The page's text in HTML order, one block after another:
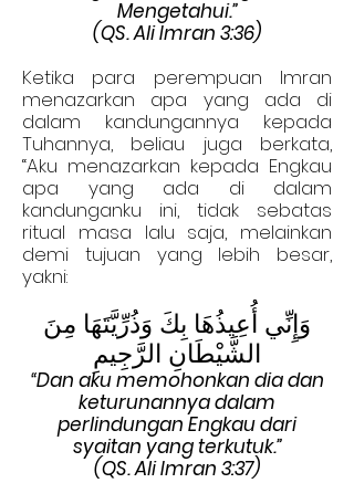
Mengetahui.”
(QS. Ali Imran 3:36)
Ketika para perempuan Imran
menazarkan apa yang ada di
dalam kandungannya kepada
Tuhannya, beliau juga berkata,
“Aku menazarkan kepada Engkau
apa yang ada di dalam
kandunganku ini, tidak sebatas
ritual masa lalu saja, melainkan
demi tujuan yang lebih besar,
yakni:
وَإِنِّي أُعِيذُهَا بِكَ وَذُرِّيَّتَهَا مِنَ
الشَّيْطَانِ الرَّجِيمِ
“Dan aku memohonkan dia dan
keturunannya dalam
perlindungan Engkau dari
syaitan yang terkutuk.”
(QS. Ali Imran 3:37)